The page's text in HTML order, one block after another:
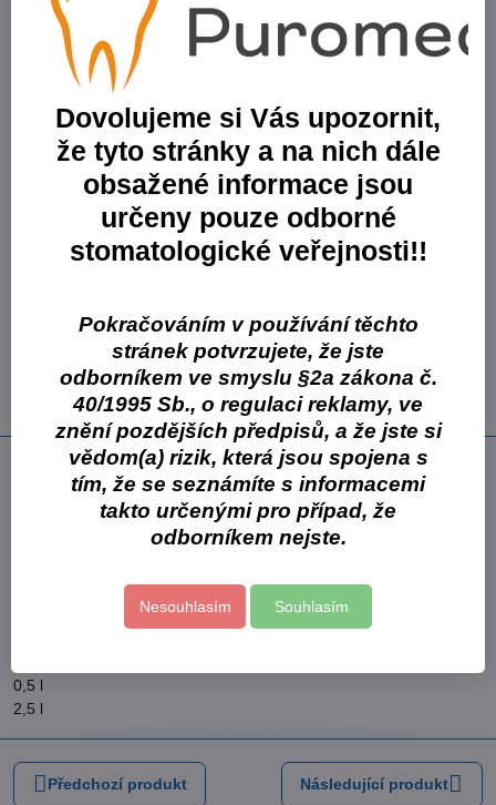
Výrobce: Dürr Dental AG
Varianty produktů
Varianta:HD 435 0,5 l
Skladové číslo:CCH435C3550-Výprodej
Skladem
427 Kč
319 Kč
263,64 Kč bez DPH
Skladem
1016 Kč
729 Kč
602,48 Kč bez DPH
jemná mycí emulze s antimikrobiálním účinkem
obsahuje ochrannou vrstvu proti kyselinám
mastný film kůže, s faktory udržujícími vlhkost pokožky
0,5 l
2,5 l
Předchozí produkt Následující produkt
Dovolujeme si Vás upozornit,
že tyto stránky a na nich dále
obsažené informace jsou
určeny pouze odborné
stomatologické veřejnosti!!
Pokračováním v používání těchto
stránek potvrzujete, že jste
odborníkem ve smyslu §2a zákona č.
40/1995 Sb., o regulaci reklamy, ve
znění pozdějších předpisů, a že jste si
vědom(a) rizik, která jsou spojena s
tím, že se seznámíte s informacemi
takto určenými pro případ, že
odborníkem nejste.
Nesouhlasím Souhlasím